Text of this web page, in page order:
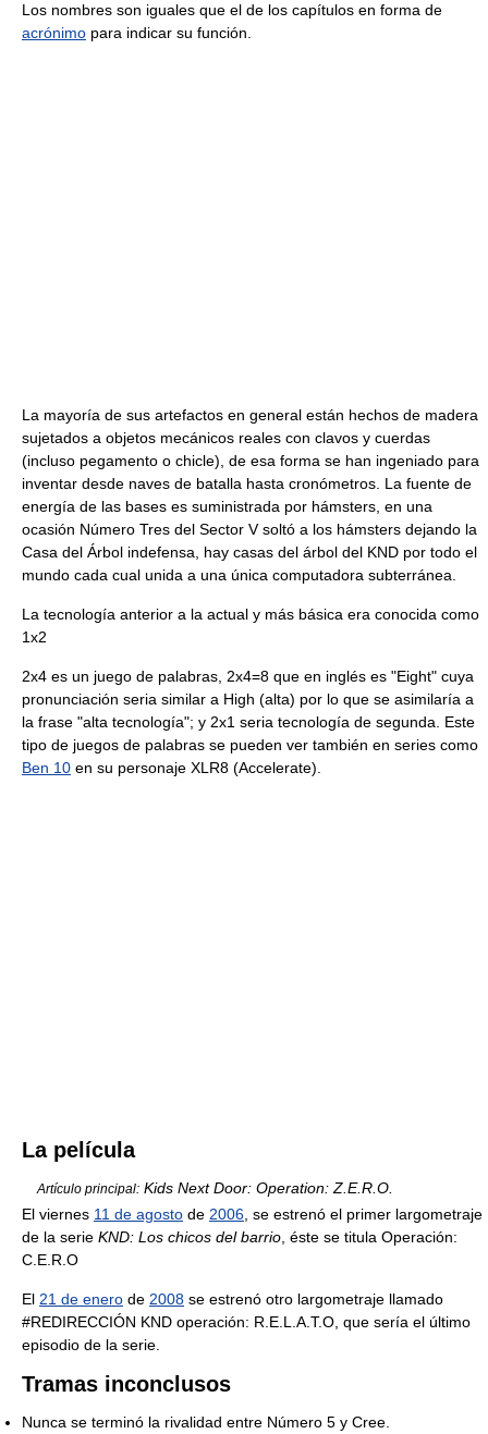
Los nombres son iguales que el de los capítulos en forma de
acrónimo para indicar su función.
La mayoría de sus artefactos en general están hechos de madera
sujetados a objetos mecánicos reales con clavos y cuerdas
(incluso pegamento o chicle), de esa forma se han ingeniado para
inventar desde naves de batalla hasta cronómetros. La fuente de
energía de las bases es suministrada por hámsters, en una
ocasión Número Tres del Sector V soltó a los hámsters dejando la
Casa del Árbol indefensa, hay casas del árbol del KND por todo el
mundo cada cual unida a una única computadora subterránea.
La tecnología anterior a la actual y más básica era conocida como
1x2
2x4 es un juego de palabras, 2x4=8 que en inglés es "Eight" cuya
pronunciación seria similar a High (alta) por lo que se asimilaría a
la frase "alta tecnología"; y 2x1 seria tecnología de segunda. Este
tipo de juegos de palabras se pueden ver también en series como
Ben 10 en su personaje XLR8 (Accelerate).
La película
Artículo principal: Kids Next Door: Operation: Z.E.R.O.
El viernes 11 de agosto de 2006 , se estrenó el primer largometraje
de la serie KND: Los chicos del barrio , éste se titula Operación:
C.E.R.O
El 21 de enero de 2008 se estrenó otro largometraje llamado
#REDIRECCIÓN KND operación: R.E.L.A.T.O, que sería el último
episodio de la serie.
Tramas inconclusos
Nunca se terminó la rivalidad entre Número 5 y Cree.